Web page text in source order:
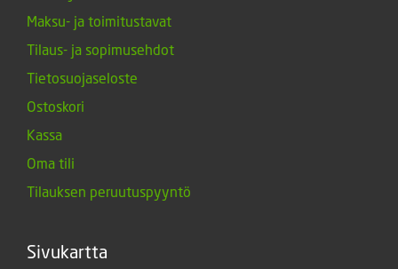
Maksu- ja toimitustavat
Tilaus- ja sopimusehdot
Tietosuojaseloste
Ostoskori
Kassa
Oma tili
Tilauksen peruutuspyyntö
Sivukartta